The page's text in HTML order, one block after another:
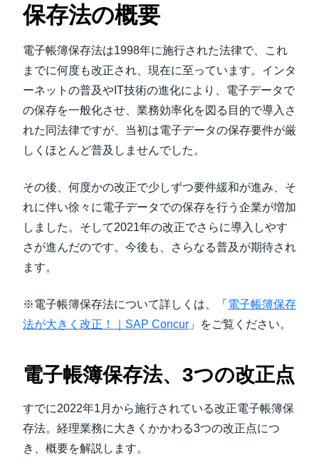
保存法の概要
電子帳簿保存法は1998年に施行された法律で、これ
までに何度も改正され、現在に至っています。インタ
ーネットの普及やIT技術の進化により、電子データで
の保存を一般化させ、業務効率化を図る目的で導入さ
れた同法律ですが、当初は電子データの保存要件が厳
しくほとんど普及しませんでした。
その後、何度かの改正で少しずつ要件緩和が進み、そ
れに伴い徐々に電子データでの保存を行う企業が増加
しました。そして2021年の改正でさらに導入しやす
さが進んだのです。今後も、さらなる普及が期待され
ます。
※電子帳簿保存法について詳しくは、「 電子帳簿保存
法が大きく改正！｜SAP Concur 」をご覧ください。
電子帳簿保存法、3つの改正点
すでに2022年1月から施行されている改正電子帳簿保
存法。経理業務に大きくかかわる3つの改正点につ
き、概要を解説します。